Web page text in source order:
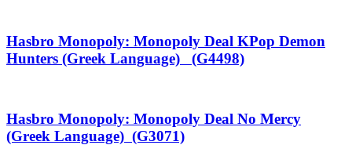
Hasbro Monopoly: Monopoly Deal KPop Demon
Hunters (Greek Language) (G4498)
Hasbro Monopoly: Monopoly Deal No Mercy
(Greek Language) (G3071)